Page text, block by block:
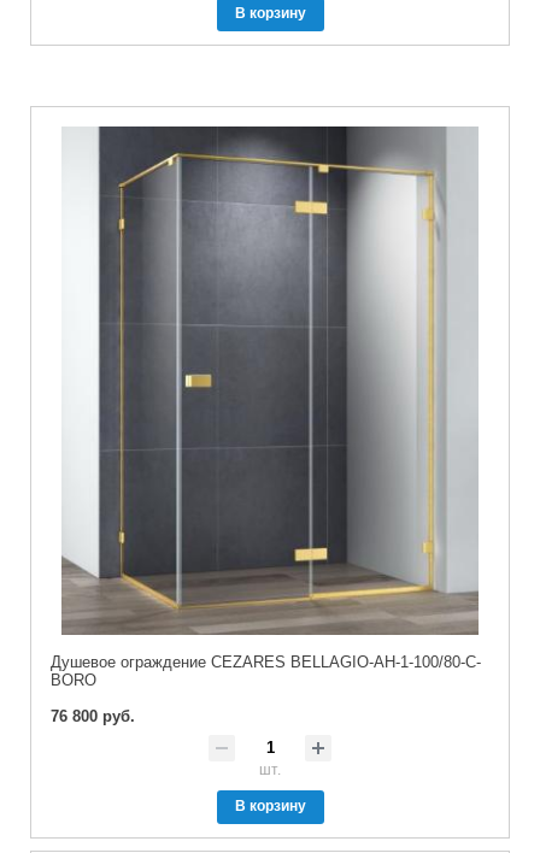
В корзину
Душевое ограждение CEZARES BELLAGIO-AH-1-100/80-C-
BORO
76 800 руб.
шт.
В корзину